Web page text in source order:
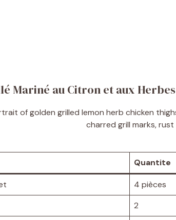
Mariné au Citron et aux Herbes
Quantite
4 pièces
2